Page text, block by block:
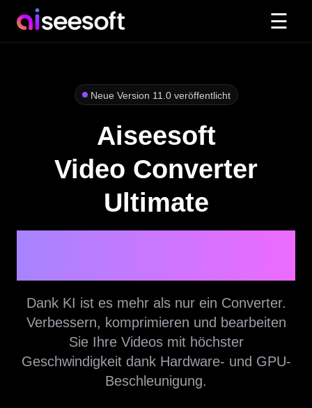
☰
Neue Version 11.0 veröffentlicht
Aiseesoft
Video Converter
Ultimate
Dank KI ist es mehr als nur ein Converter.
Verbessern, komprimieren und bearbeiten
Sie Ihre Videos mit höchster
Geschwindigkeit dank Hardware- und GPU-
Beschleunigung.